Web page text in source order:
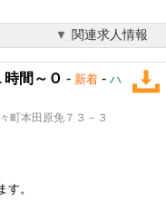
関連求人情報
間～Ｏ - 新着 - ハ
町本田原免７３－３
。